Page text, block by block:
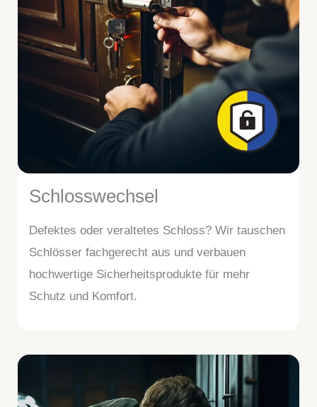
Schlosswechsel
Defektes oder veraltetes Schloss? Wir tauschen
Schlösser fachgerecht aus und verbauen
hochwertige Sicherheitsprodukte für mehr
Schutz und Komfort.